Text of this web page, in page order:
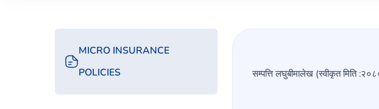
MICRO INSURANCE
POLICIES
सम्पत्ति लघुबीमालेख (स्वीकृत मिति